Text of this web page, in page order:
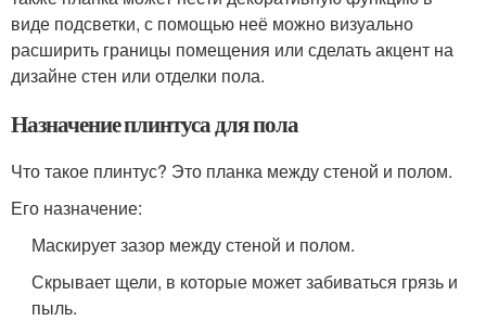
виде подсветки, с помощью неё можно визуально
расширить границы помещения или сделать акцент на
дизайне стен или отделки пола.
Назначение плинтуса для пола
Что такое плинтус? Это планка между стеной и полом.
Его назначение:
Маскирует зазор между стеной и полом.
Скрывает щели, в которые может забиваться грязь и
пыль.